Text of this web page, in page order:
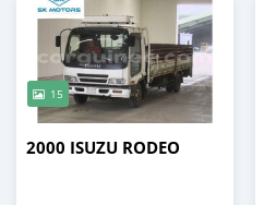
15
2000 ISUZU RODEO